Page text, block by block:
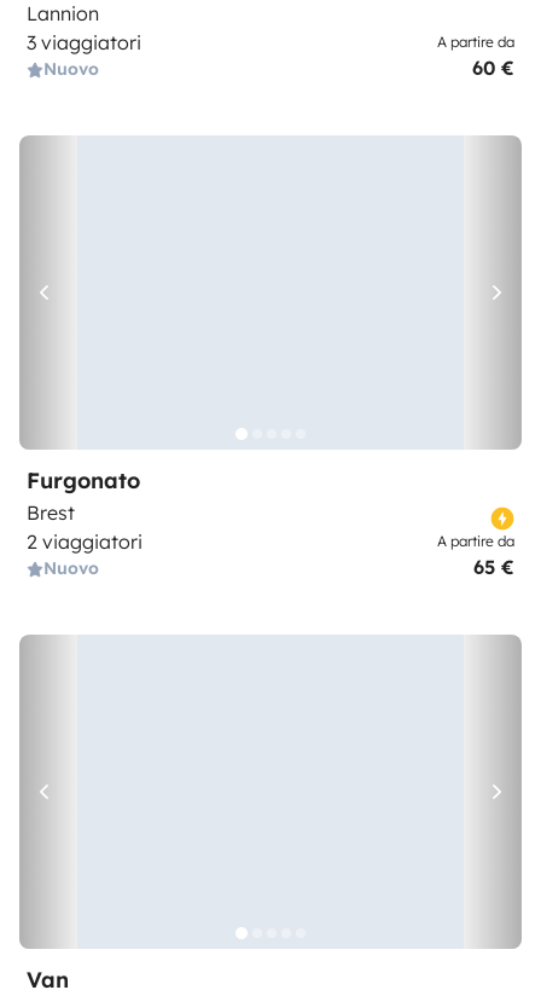
Lannion
3 viaggiatori
Nuovo
A partire da
60 €
Furgonato
Brest
2 viaggiatori
Nuovo
A partire da
65 €
Van